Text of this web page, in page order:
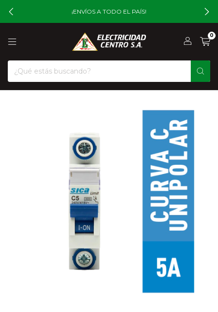
¡ENVÍOS A TODO EL PAÍS!
0